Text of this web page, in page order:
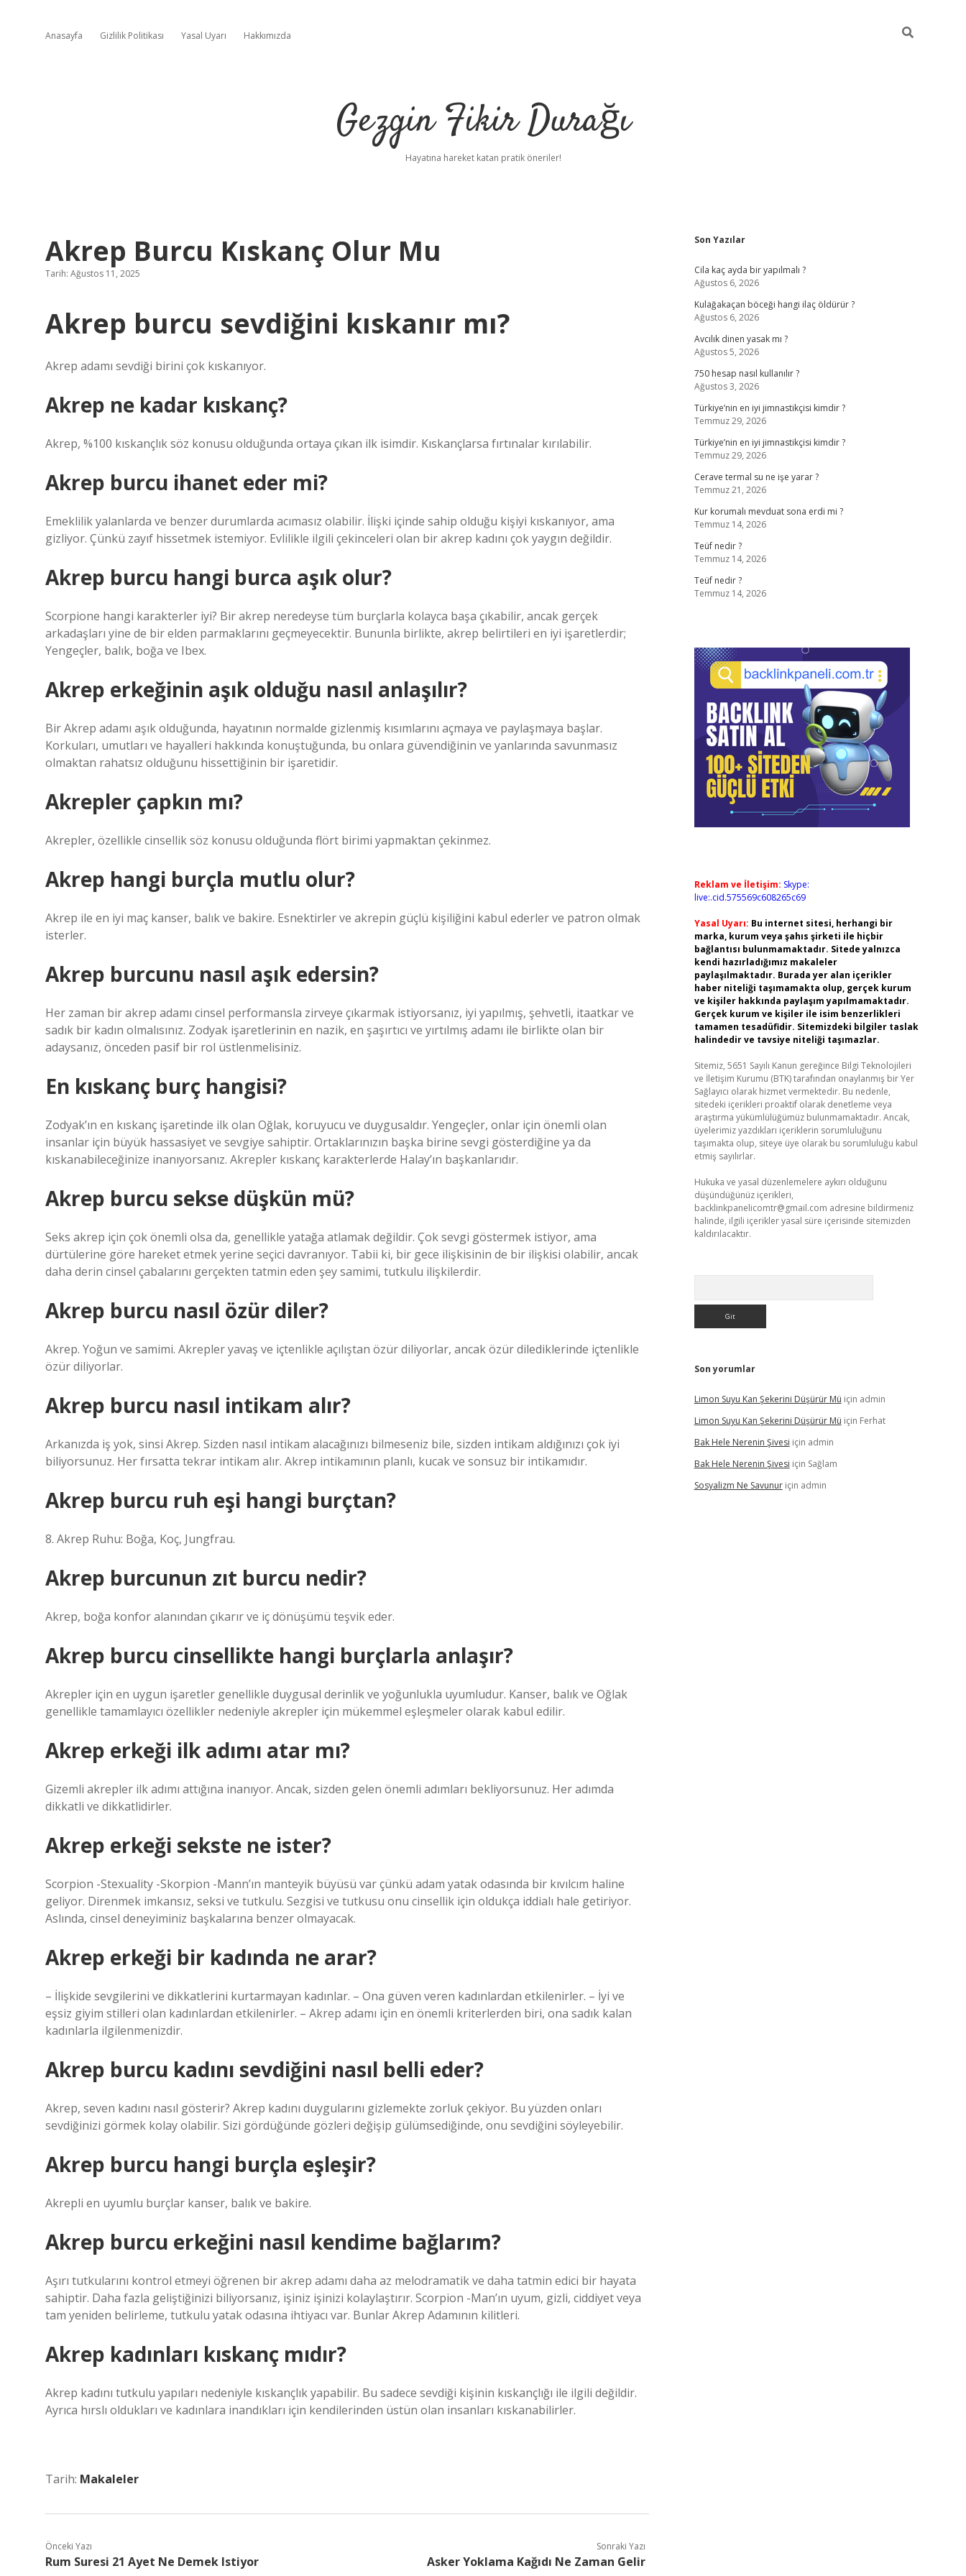
Anasayfa Gizlilik Politikası Yasal Uyarı Hakkımızda
Gezgin Fikir Durağı
Hayatına hareket katan pratik öneriler!
Akrep Burcu Kıskanç Olur Mu
Tarih: Ağustos 11, 2025
Akrep burcu sevdiğini kıskanır mı?
Akrep adamı sevdiği birini çok kıskanıyor.
Akrep ne kadar kıskanç?
Akrep, %100 kıskançlık söz konusu olduğunda ortaya çıkan ilk isimdir. Kıskançlarsa fırtınalar kırılabilir.
Akrep burcu ihanet eder mi?
Emeklilik yalanlarda ve benzer durumlarda acımasız olabilir. İlişki içinde sahip olduğu kişiyi kıskanıyor, ama
gizliyor. Çünkü zayıf hissetmek istemiyor. Evlilikle ilgili çekinceleri olan bir akrep kadını çok yaygın değildir.
Akrep burcu hangi burca aşık olur?
Scorpione hangi karakterler iyi? Bir akrep neredeyse tüm burçlarla kolayca başa çıkabilir, ancak gerçek
arkadaşları yine de bir elden parmaklarını geçmeyecektir. Bununla birlikte, akrep belirtileri en iyi işaretlerdir;
Yengeçler, balık, boğa ve Ibex.
Akrep erkeğinin aşık olduğu nasıl anlaşılır?
Bir Akrep adamı aşık olduğunda, hayatının normalde gizlenmiş kısımlarını açmaya ve paylaşmaya başlar.
Korkuları, umutları ve hayalleri hakkında konuştuğunda, bu onlara güvendiğinin ve yanlarında savunmasız
olmaktan rahatsız olduğunu hissettiğinin bir işaretidir.
Akrepler çapkın mı?
Akrepler, özellikle cinsellik söz konusu olduğunda flört birimi yapmaktan çekinmez.
Akrep hangi burçla mutlu olur?
Akrep ile en iyi maç kanser, balık ve bakire. Esnektirler ve akrepin güçlü kişiliğini kabul ederler ve patron olmak
isterler.
Akrep burcunu nasıl aşık edersin?
Her zaman bir akrep adamı cinsel performansla zirveye çıkarmak istiyorsanız, iyi yapılmış, şehvetli, itaatkar ve
sadık bir kadın olmalısınız. Zodyak işaretlerinin en nazik, en şaşırtıcı ve yırtılmış adamı ile birlikte olan bir
adaysanız, önceden pasif bir rol üstlenmelisiniz.
En kıskanç burç hangisi?
Zodyak’ın en kıskanç işaretinde ilk olan Oğlak, koruyucu ve duygusaldır. Yengeçler, onlar için önemli olan
insanlar için büyük hassasiyet ve sevgiye sahiptir. Ortaklarınızın başka birine sevgi gösterdiğine ya da
kıskanabileceğinize inanıyorsanız. Akrepler kıskanç karakterlerde Halay’ın başkanlarıdır.
Akrep burcu sekse düşkün mü?
Seks akrep için çok önemli olsa da, genellikle yatağa atlamak değildir. Çok sevgi göstermek istiyor, ama
dürtülerine göre hareket etmek yerine seçici davranıyor. Tabii ki, bir gece ilişkisinin de bir ilişkisi olabilir, ancak
daha derin cinsel çabalarını gerçekten tatmin eden şey samimi, tutkulu ilişkilerdir.
Akrep burcu nasıl özür diler?
Akrep. Yoğun ve samimi. Akrepler yavaş ve içtenlikle açılıştan özür diliyorlar, ancak özür dilediklerinde içtenlikle
özür diliyorlar.
Akrep burcu nasıl intikam alır?
Arkanızda iş yok, sinsi Akrep. Sizden nasıl intikam alacağınızı bilmeseniz bile, sizden intikam aldığınızı çok iyi
biliyorsunuz. Her fırsatta tekrar intikam alır. Akrep intikamının planlı, kucak ve sonsuz bir intikamıdır.
Akrep burcu ruh eşi hangi burçtan?
8. Akrep Ruhu: Boğa, Koç, Jungfrau.
Akrep burcunun zıt burcu nedir?
Akrep, boğa konfor alanından çıkarır ve iç dönüşümü teşvik eder.
Akrep burcu cinsellikte hangi burçlarla anlaşır?
Akrepler için en uygun işaretler genellikle duygusal derinlik ve yoğunlukla uyumludur. Kanser, balık ve Oğlak
genellikle tamamlayıcı özellikler nedeniyle akrepler için mükemmel eşleşmeler olarak kabul edilir.
Akrep erkeği ilk adımı atar mı?
Gizemli akrepler ilk adımı attığına inanıyor. Ancak, sizden gelen önemli adımları bekliyorsunuz. Her adımda
dikkatli ve dikkatlidirler.
Akrep erkeği sekste ne ister?
Scorpion -Stexuality -Skorpion -Mann’ın manteyik büyüsü var çünkü adam yatak odasında bir kıvılcım haline
geliyor. Direnmek imkansız, seksi ve tutkulu. Sezgisi ve tutkusu onu cinsellik için oldukça iddialı hale getiriyor.
Aslında, cinsel deneyiminiz başkalarına benzer olmayacak.
Akrep erkeği bir kadında ne arar?
– İlişkide sevgilerini ve dikkatlerini kurtarmayan kadınlar. – Ona güven veren kadınlardan etkilenirler. – İyi ve
eşsiz giyim stilleri olan kadınlardan etkilenirler. – Akrep adamı için en önemli kriterlerden biri, ona sadık kalan
kadınlarla ilgilenmenizdir.
Akrep burcu kadını sevdiğini nasıl belli eder?
Akrep, seven kadını nasıl gösterir? Akrep kadını duygularını gizlemekte zorluk çekiyor. Bu yüzden onları
sevdiğinizi görmek kolay olabilir. Sizi gördüğünde gözleri değişip gülümsediğinde, onu sevdiğini söyleyebilir.
Akrep burcu hangi burçla eşleşir?
Akrepli en uyumlu burçlar kanser, balık ve bakire.
Akrep burcu erkeğini nasıl kendime bağlarım?
Aşırı tutkularını kontrol etmeyi öğrenen bir akrep adamı daha az melodramatik ve daha tatmin edici bir hayata
sahiptir. Daha fazla geliştiğinizi biliyorsanız, işiniz işinizi kolaylaştırır. Scorpion -Man’ın uyum, gizli, ciddiyet veya
tam yeniden belirleme, tutkulu yatak odasına ihtiyacı var. Bunlar Akrep Adamının kilitleri.
Akrep kadınları kıskanç mıdır?
Akrep kadını tutkulu yapıları nedeniyle kıskançlık yapabilir. Bu sadece sevdiği kişinin kıskançlığı ile ilgili değildir.
Ayrıca hırslı oldukları ve kadınlara inandıkları için kendilerinden üstün olan insanları kıskanabilirler.
Tarih: Makaleler
Önceki Yazı
Rum Suresi 21 Ayet Ne Demek Istiyor
Sonraki Yazı
Asker Yoklama Kağıdı Ne Zaman Gelir
Sidebar
Son Yazılar
Cila kaç ayda bir yapılmalı ?
Ağustos 6, 2026
Kulağakaçan böceği hangi ilaç öldürür ?
Ağustos 6, 2026
Avcılık dinen yasak mı ?
Ağustos 5, 2026
750 hesap nasıl kullanılır ?
Ağustos 3, 2026
Türkiye’nin en iyi jimnastikçisi kimdir ?
Temmuz 29, 2026
Türkiye’nin en iyi jimnastikçisi kimdir ?
Temmuz 29, 2026
Cerave termal su ne işe yarar ?
Temmuz 21, 2026
Kur korumalı mevduat sona erdi mi ?
Temmuz 14, 2026
Teüf nedir ?
Temmuz 14, 2026
Teüf nedir ?
Temmuz 14, 2026
Reklam ve İletişim: Skype:
live:.cid.575569c608265c69
Yasal Uyarı: Bu internet sitesi, herhangi bir
marka, kurum veya şahıs şirketi ile hiçbir
bağlantısı bulunmamaktadır. Sitede yalnızca
kendi hazırladığımız makaleler
paylaşılmaktadır. Burada yer alan içerikler
haber niteliği taşımamakta olup, gerçek kurum
ve kişiler hakkında paylaşım yapılmamaktadır.
Gerçek kurum ve kişiler ile isim benzerlikleri
tamamen tesadüfidir. Sitemizdeki bilgiler taslak
halindedir ve tavsiye niteliği taşımazlar.
Sitemiz, 5651 Sayılı Kanun gereğince Bilgi Teknolojileri
ve İletişim Kurumu (BTK) tarafından onaylanmış bir Yer
Sağlayıcı olarak hizmet vermektedir. Bu nedenle,
sitedeki içerikleri proaktif olarak denetleme veya
araştırma yükümlülüğümüz bulunmamaktadır. Ancak,
üyelerimiz yazdıkları içeriklerin sorumluluğunu
taşımakta olup, siteye üye olarak bu sorumluluğu kabul
etmiş sayılırlar.
Hukuka ve yasal düzenlemelere aykırı olduğunu
düşündüğünüz içerikleri,
backlinkpanelicomtr@gmail.com adresine bildirmeniz
halinde, ilgili içerikler yasal süre içerisinde sitemizden
kaldırılacaktır.
Son yorumlar
Limon Suyu Kan Şekerini Düşürür Mü için admin
Limon Suyu Kan Şekerini Düşürür Mü için Ferhat
Bak Hele Nerenin Şivesi için admin
Bak Hele Nerenin Şivesi için Sağlam
Sosyalizm Ne Savunuriçin admin